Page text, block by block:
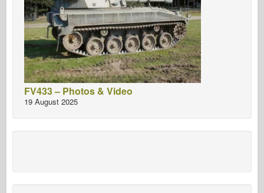
FV433 – Photos & Video
19 August 2025